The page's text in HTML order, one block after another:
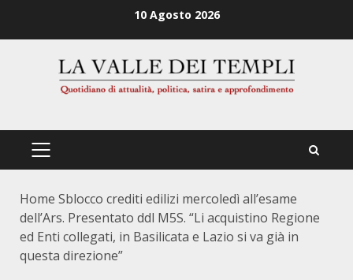
10 Agosto 2026
PRIMÄRES
Home Sblocco crediti edilizi mercoledì all’esame
dell’Ars. Presentato ddl M5S. “Li acquistino Regione
ed Enti collegati, in Basilicata e Lazio si va già in
questa direzione”